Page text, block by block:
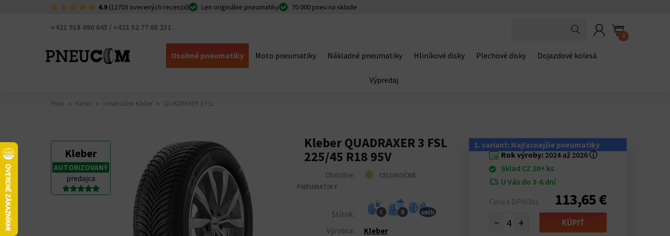
4.9 (12703 overených recenzií) Len originálne pneumatiky 70 000 pneu na sklade
+421 918 490 645 / +421 52 77 68 231
0
Osobné pneumatiky Moto pneumatiky Nákladné pneumatiky Hliníkové disky Plechové disky Dojazdové kolesá
Výpredaj
Pneu Kleber univerzálne Kleber QUADRAXER 3 FSL
Kleber
AUTORIZOVANÝ
predajca
Kleber QUADRAXER 3 FSL
225/45 R18 95V
1. variant: Najlacnejšie pneumatiky
Rok výroby: 2024 až 2026ⓘ
Sklad CZ 20+ ks
U Vás do 3-6 dní
Cena s DPH/1ks 113,65 €
− + KÚPIŤ
Obdobie:
CELOROČNÉ
PNEUMATIKY
Štítok: C B 69db
Výrobca: Kleber